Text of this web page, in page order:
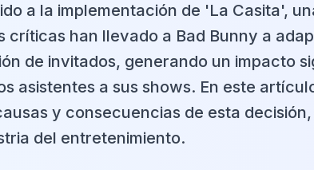
a la implementación de 'La Casita',
críticas han llevado a Bad Bunny a
de invitados, generando un impacto
asistentes a sus shows. En este
y consecuencias de esta
del entretenimiento.